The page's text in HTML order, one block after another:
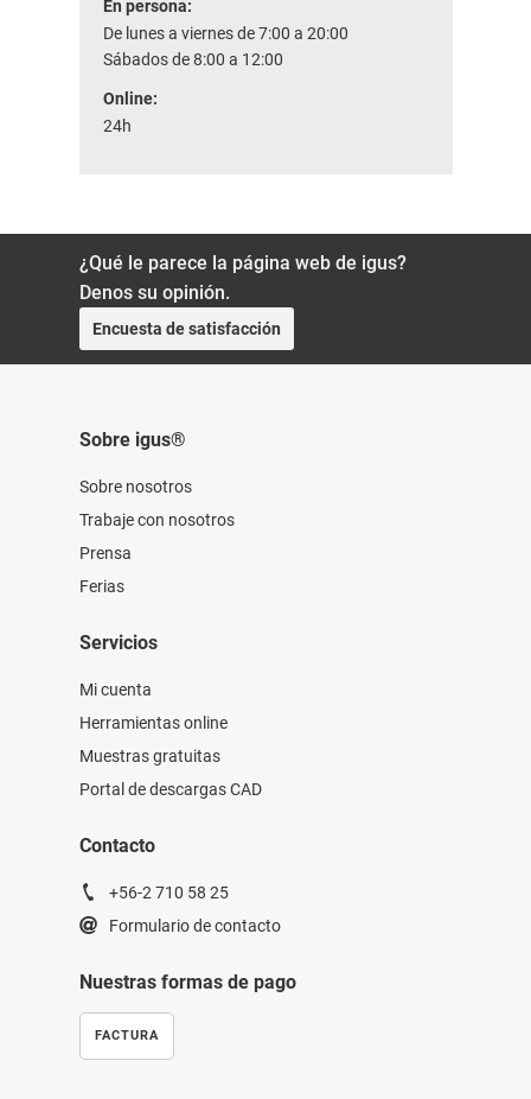
En persona:
De lunes a viernes de 7:00 a 20:00
Sábados de 8:00 a 12:00
Online:
24h
¿Qué le parece la página web de igus?
Denos su opinión.
Encuesta de satisfacción
Sobre igus®
Sobre nosotros
Trabaje con nosotros
Prensa
Ferias
Servicios
Mi cuenta
Herramientas online
Muestras gratuitas
Portal de descargas CAD
Contacto
+56-2 710 58 25
Formulario de contacto
Nuestras formas de pago
FACTURA